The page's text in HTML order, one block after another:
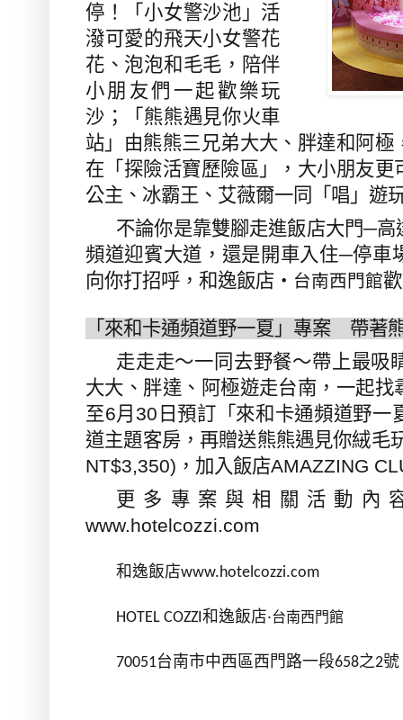
停！「小女警沙池」活
潑可愛的飛天小女警花
花、泡泡和毛毛，陪伴
小朋友們一起歡樂玩
沙；「熊熊遇見你火車
站」由熊熊三兄弟大大、胖達和阿
在「探險活寶歷險區」，大小朋友
公主、冰霸王、艾薇爾一同「唱」遊
不論你是靠雙腳走進飯店大門─高
頻道迎賓大道，還是開車入住─停車
向你打招呼，和逸飯店‧ 台南西門館
「來和卡通頻道野一夏」專案 帶著
走走走～一同去野餐～帶上最吸
大大、胖達、阿極遊走台南，一起
至6月 30 日預訂「來和卡通頻道野
道主題客房，再贈送熊熊遇見你絨毛
NT$3,350) ，加入飯店AMAZZING
更多專案與相關活動內
www.hotelcozzi.com
和逸飯店www.hotelcozzi.com
HOTEL COZZI和逸飯店‧台南西門館
70051台南市中西區西門路一段658之2